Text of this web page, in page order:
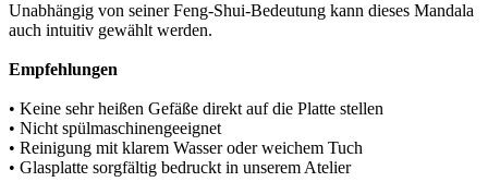
Unabhängig von seiner Feng-Shui-Bedeutung kann dieses Mandala
auch intuitiv gewählt werden.
Empfehlungen
• Keine sehr heißen Gefäße direkt auf die Platte stellen
• Nicht spülmaschinengeeignet
• Reinigung mit klarem Wasser oder weichem Tuch
• Glasplatte sorgfältig bedruckt in unserem Atelier